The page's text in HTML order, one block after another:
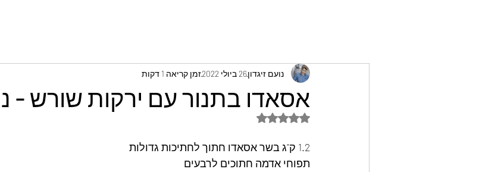
אסאדו בתנור עם ירקות שורש -
נועם זיגדון26 ביולי 2022 זמן קריאה 1 דקות
דירוג של NaN מתוך 5 כוכבים
1.2 ק"ג בשר אסאדו חתוך לחתיכות גדולות
תפוחי אדמה חתוכים לרבעים